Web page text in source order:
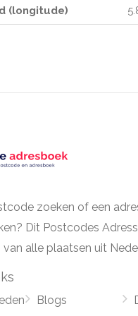
(longitude)
zoeken of een
Dit Postcodes
alle plaatsen uit
Blogs